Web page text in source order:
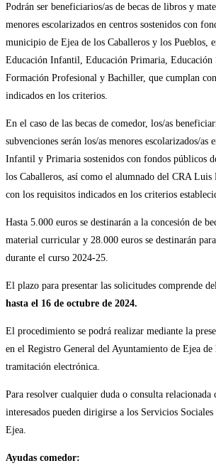
Podrán ser beneficiarios/as de becas de libros y
menores escolarizados en centros sostenidos con
municipio de Ejea de los Caballeros y los Pueblos,
Educación Infantil, Educación Primaria, Educación
Formación Profesional y Bachiller, que cumplan
indicados en los criterios.
En el caso de las becas de comedor, los/as
subvenciones serán los/as menores escolarizados/as
Infantil y Primaria sostenidos con fondos públicos
los Caballeros, así como el alumnado del CRA Luis
con los requisitos indicados en los criterios
Hasta 5.000 euros se destinarán a la concesión de
material curricular y 28.000 euros se destinarán
durante el curso 2024-25.
El plazo para presentar las solicitudes comprende del
hasta el 16 de octubre de 2024.
El procedimiento se podrá realizar mediante la
en el Registro General del Ayuntamiento de Ejea
tramitación electrónica.
Para resolver cualquier duda o consulta relacionada
interesados pueden dirigirse a los Servicios
Ejea.
Ayudas comedor: